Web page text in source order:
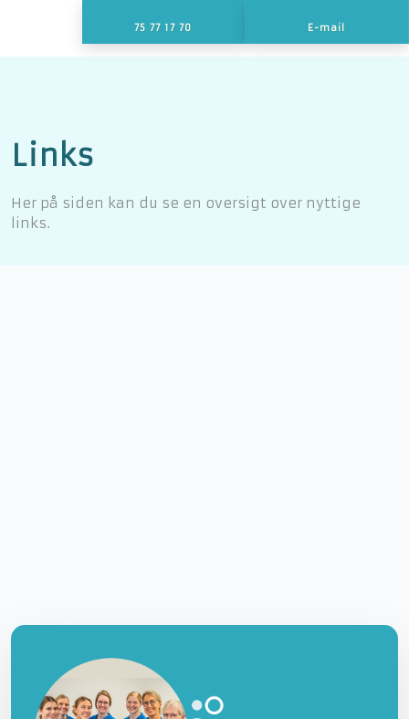
75 77 17 70 E-mail
Links​
Her på siden kan du se en oversigt over nyttige
links.